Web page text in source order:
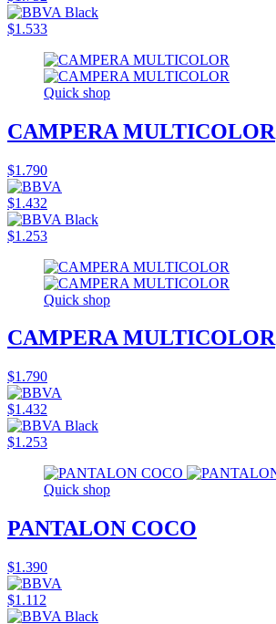
$1.533
Quick shop
CAMPERA MULTICOLOR
$1.790
$1.432
$1.253
Quick shop
CAMPERA MULTICOLOR
$1.790
$1.432
$1.253
Quick shop
PANTALON COCO
$1.390
$1.112